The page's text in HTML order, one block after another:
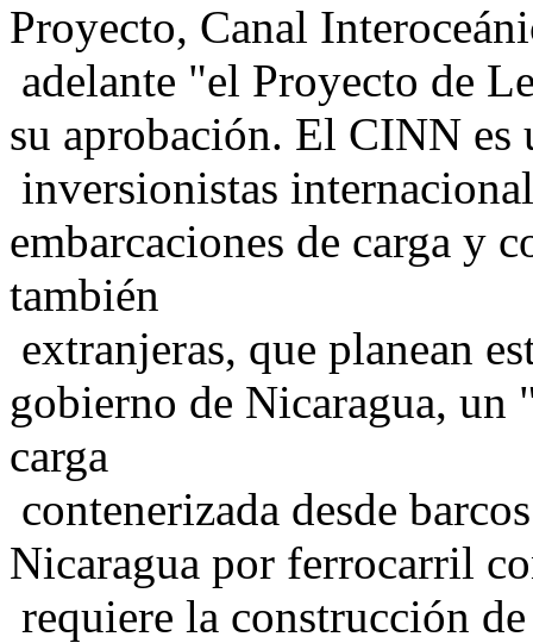
Proyecto, Canal
adelante "el Proyecto de
su aprobación. El CINN
inversionistas
embarcaciones de carga y
también
extranjeras, que planean
gobierno de Nicaragua, un
carga
contenerizada desde
Nicaragua por ferrocarril
requiere la construcción